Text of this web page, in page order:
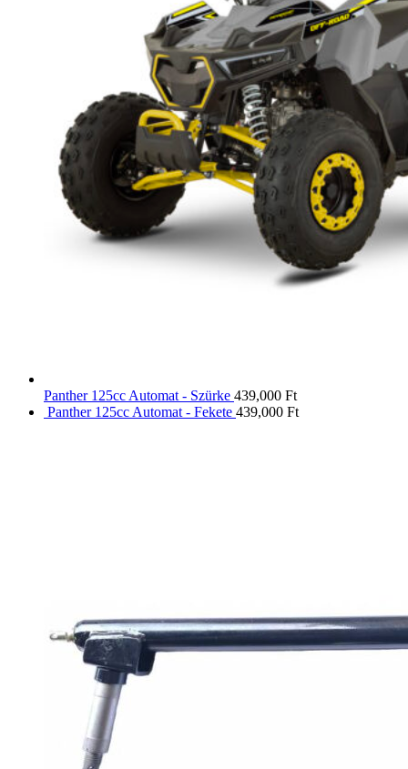
Panther 125cc Automat - Szürke 439,000 Ft
Panther 125cc Automat - Fekete 439,000 Ft